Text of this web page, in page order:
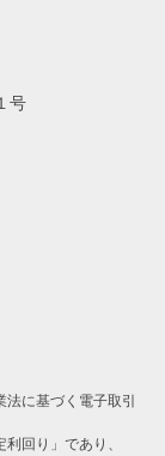
号
に基づく電子取引
回り」であり、